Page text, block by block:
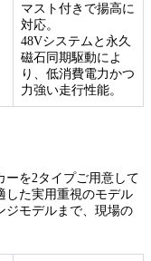
マスト付きで揚高に
対応。
48Vシステムと永久
磁石同期駆動によ
り、低消費電力かつ
力強い走行性能。
ーを2タイプご用意して
した実用重視のモデル
ジモデルまで、現場の